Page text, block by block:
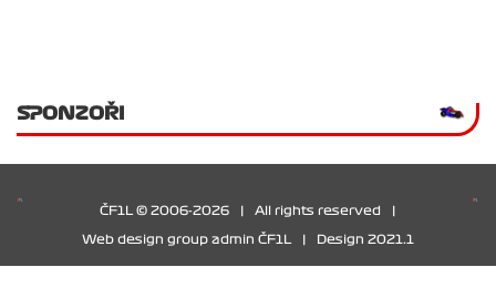
SPONZOŘI
ČF1L © 2006-2026 All rights reserved
Web design group admin ČF1L Design 2021.1